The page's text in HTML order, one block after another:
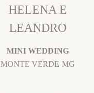
HELENA E
LEANDRO
MINI WEDDING
MONTE VERDE-MG